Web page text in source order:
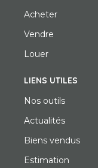
Acheter
Vendre
Louer
LIENS UTILES
Nos outils
Actualités
Biens vendus
Estimation